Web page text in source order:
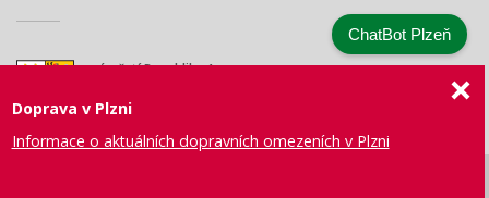
náměstí Republiky 1
Tel.: +420 378 031 111
Doprava v Plzni
Informace o aktuálních dopravních omezeních v Plzni
ChatBot Plzeň